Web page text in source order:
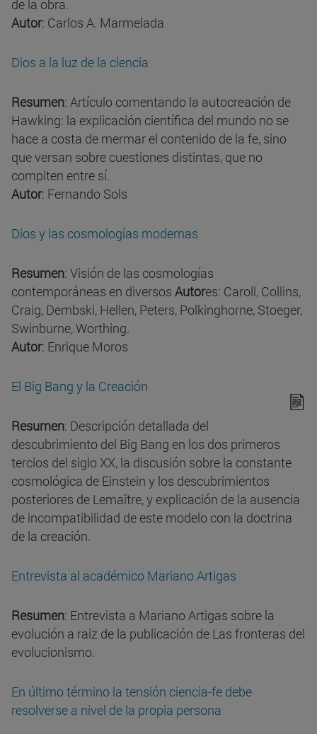
de la obra.
Autor: Carlos A. Marmelada
Dios a la luz de la ciencia
Resumen: Artículo comentando la autocreación de
Hawking: la explicación científica del mundo no se
hace a costa de mermar el contenido de la fe, sino
que versan sobre cuestiones distintas, que no
compiten entre sí.
Autor: Fernando Sols
Dios y las cosmologías modernas
Resumen: Visión de las cosmologías
contemporáneas en diversos Autores: Caroll, Collins,
Craig, Dembski, Hellen, Peters, Polkinghorne, Stoeger,
Swinburne, Worthing.
Autor: Enrique Moros
El Big Bang y la Creación
Resumen: Descripción detallada del
descubrimiento del Big Bang en los dos primeros
tercios del siglo XX, la discusión sobre la constante
cosmológica de Einstein y los descubrimientos
posteriores de Lemaître, y explicación de la ausencia
de incompatibilidad de este modelo con la doctrina
de la creación.
Entrevista al académico Mariano Artigas
Resumen: Entrevista a Mariano Artigas sobre la
evolución a raiz de la publicación de Las fronteras del
evolucionismo.
En último término la tensión ciencia-fe debe
resolverse a nivel de la propia persona